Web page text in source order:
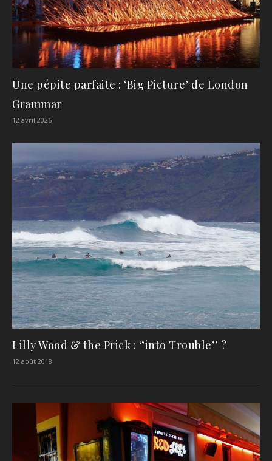
Une pépite parfaite : ‘Big Picture’ de London
Grammar
12 avril 2026
Lilly Wood & the Prick : ‘’into Trouble’’ ?
12 août 2018